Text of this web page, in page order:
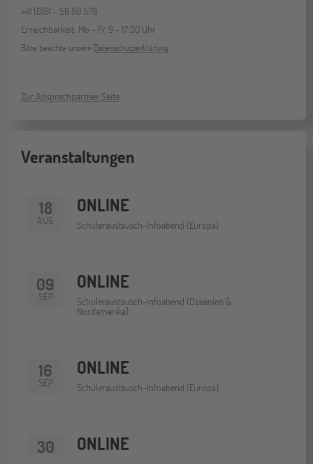
+41 (0)61 - 58 80 579
Erreichbarkeit: Mo - Fr, 9 - 17:30 Uhr
Bitte beachte unsere Datenschutzerklärung
Zur Ansprechpartner Seite
Veranstaltungen
18
AUG
ONLINE
Schüleraustausch-Infoabend (Europa)
09
SEP
ONLINE
Schüleraustausch-Infoabend (Ozeanien &
Nordamerika)
16
SEP
ONLINE
Schüleraustausch-Infoabend (Europa)
30 ONLINE